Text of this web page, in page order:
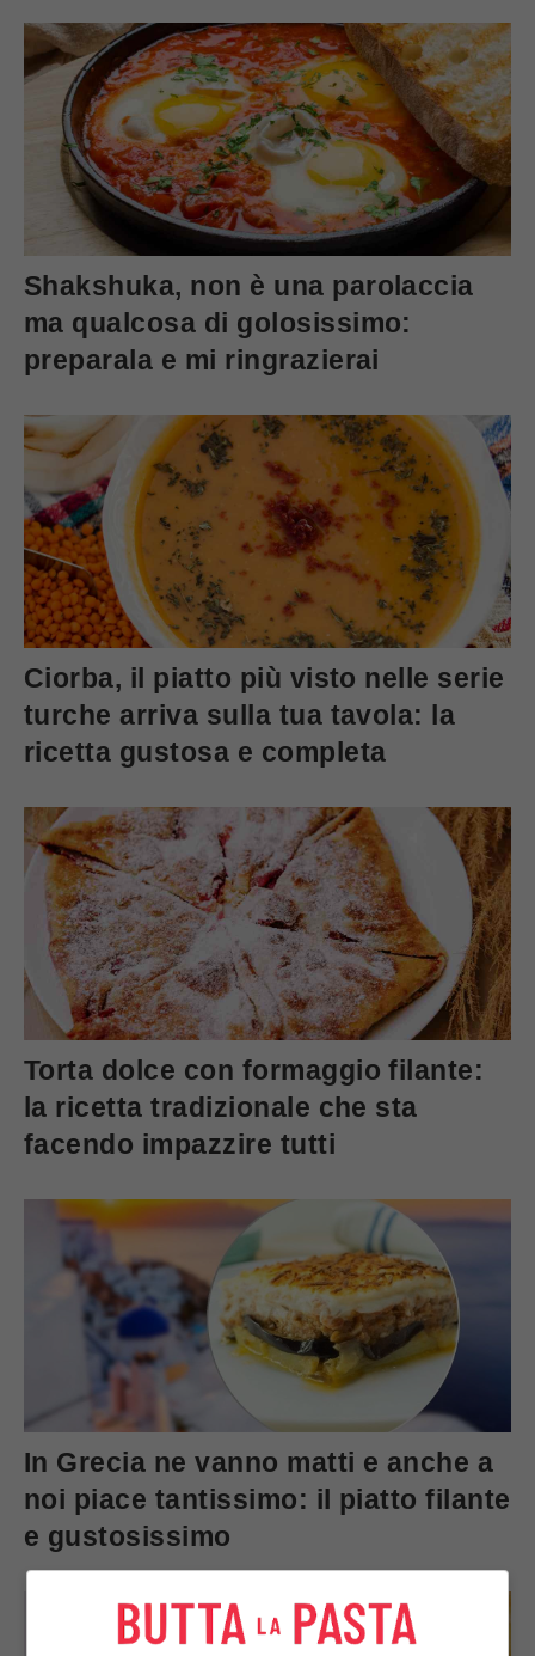
Shakshuka, non è una parolaccia
ma qualcosa di golosissimo:
preparala e mi ringrazierai
Ciorba, il piatto più visto nelle serie
turche arriva sulla tua tavola: la
ricetta gustosa e completa
Torta dolce con formaggio filante:
la ricetta tradizionale che sta
facendo impazzire tutti
In Grecia ne vanno matti e anche a
noi piace tantissimo: il piatto filante
e gustosissimo